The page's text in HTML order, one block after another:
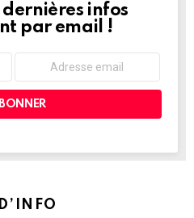
dernières infos
par email !